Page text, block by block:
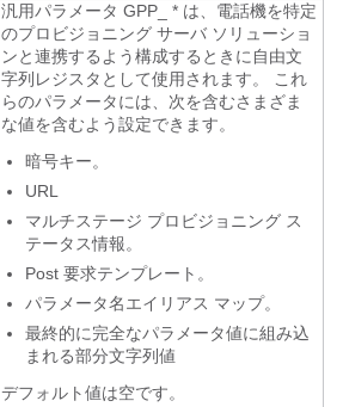
汎用パラメータ GPP_ * は、電話機を特定
のプロビジョニング サーバ ソリューショ
ンと連携するよう構成するときに自由文
字列レジスタとして使用されます。 これ
らのパラメータには、次を含むさまざま
な値を含むよう設定できます。
暗号キー。
URL
マルチステージ プロビジョニング ス
テータス情報。
Post 要求テンプレート。
パラメータ名エイリアス マップ。
最終的に完全なパラメータ値に組み込
まれる部分文字列値
デフォルト値は空です。